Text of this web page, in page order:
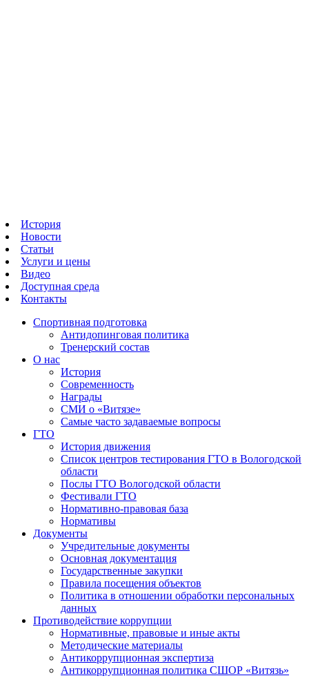
История
Новости
Статьи
Услуги и цены
Видео
Доступная среда
Контакты
Спортивная подготовка
Антидопинговая политика
Тренерский состав
О нас
История
Современность
Награды
СМИ о «Витязе»
Самые часто задаваемые вопросы
ГТО
История движения
Список центров тестирования ГТО в Вологодской
области
Послы ГТО Вологодской области
Фестивали ГТО
Нормативно-правовая база
Нормативы
Документы
Учредительные документы
Основная документация
Государственные закупки
Правила посещения объектов
Политика в отношении обработки персональных
данных
Противодействие коррупции
Нормативные, правовые и иные акты
Методические материалы
Антикоррупционная экспертиза
Антикоррупционная политика СШОР «Витязь»